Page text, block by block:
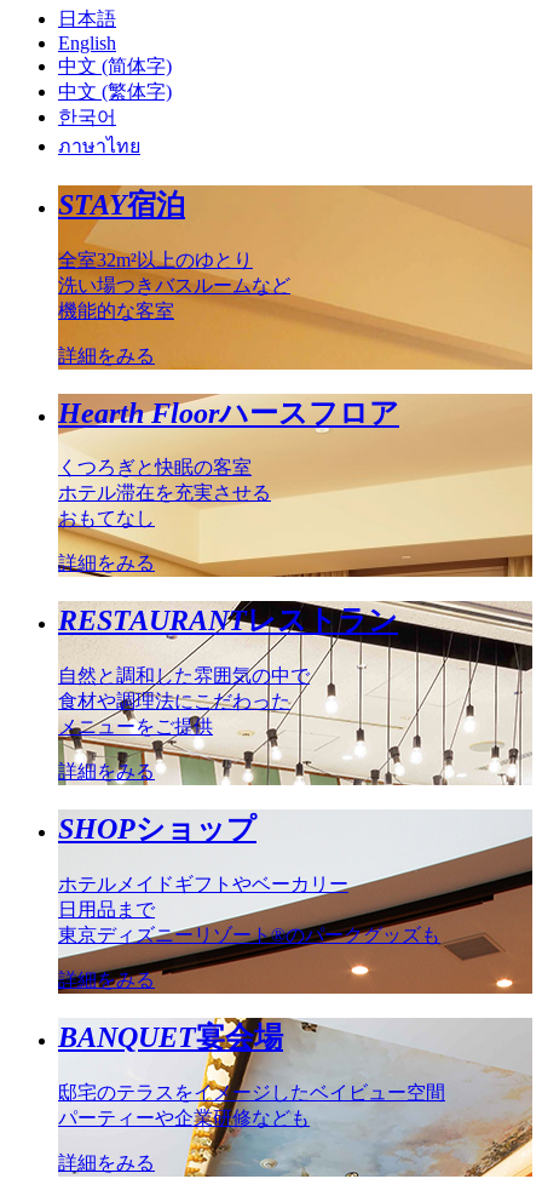
日本語
English
中文 (简体字)
中文 (繁体字)
한국어
ภาษาไทย
STAY宿泊
全室32m²以上のゆとり
洗い場つきバスルームなど
機能的な客室
詳細をみる
Hearth Floorハースフロア
くつろぎと快眠の客室
ホテル滞在を充実させる
おもてなし
詳細をみる
RESTAURANTレストラン
自然と調和した雰囲気の中で
食材や調理法にこだわった
メニューをご提供
詳細をみる
SHOPショップ
ホテルメイドギフトやベーカリー
日用品まで
東京ディズニーリゾート®のパークグッズも
詳細をみる
BANQUET宴会場
邸宅のテラスをイメージしたベイビュー空間
パーティーや企業研修なども
詳細をみる